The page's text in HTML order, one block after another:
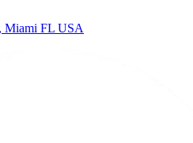
Miami FL USA